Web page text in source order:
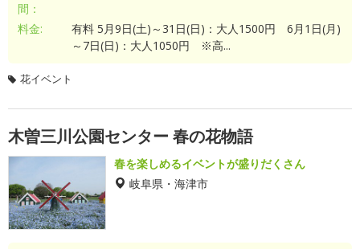
間：
料金:
有料 5月9日(土)～31日(日)：大人1500円 6月1日(月)
～7日(日)：大人1050円 ※高...
花イベント
木曽三川公園センター 春の花物語
春を楽しめるイベントが盛りだくさん
岐阜県・海津市